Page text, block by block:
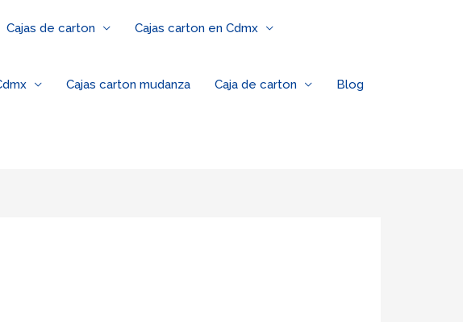
Cajas de carton Cajas carton en Cdmx
Cajas carton mudanza Caja de carton Blog